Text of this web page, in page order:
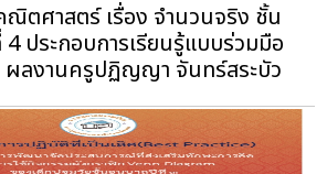
ตศาสตร์ เรื่อง จำนวนจริง ชั้น
ประกอบการเรียนรู้แบบร่วมมือ
ผลงานครูปฏิญญา จันทร์สระบัว